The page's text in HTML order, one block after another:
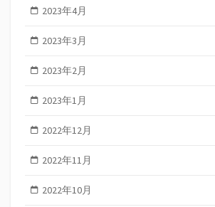
2023年4月
2023年3月
2023年2月
2023年1月
2022年12月
2022年11月
2022年10月